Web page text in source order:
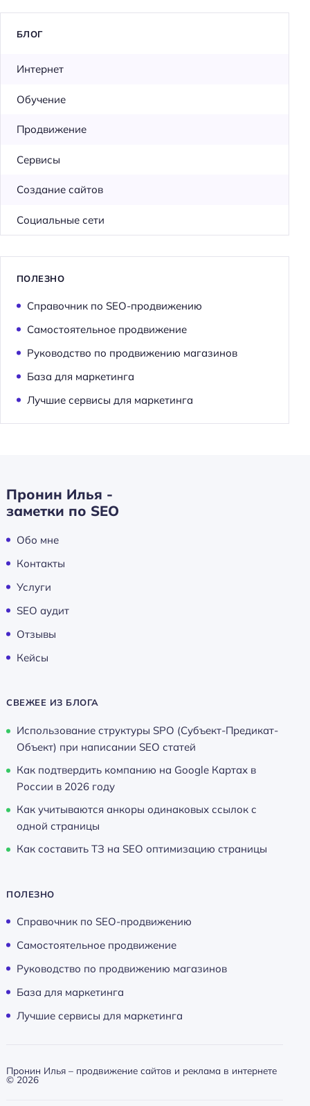
БЛОГ
Интернет
Обучение
Продвижение
Сервисы
Создание сайтов
Социальные сети
ПОЛЕЗНО
Справочник по SEO-продвижению
Самостоятельное продвижение
Руководство по продвижению магазинов
База для маркетинга
Лучшие сервисы для маркетинга
Пронин Илья -
заметки по SEO
Обо мне
Контакты
Услуги
SEO аудит
Отзывы
Кейсы
СВЕЖЕЕ ИЗ БЛОГА
Использование структуры SPO (Субъект-Предикат-
Объект) при написании SEO статей
Как подтвердить компанию на Google Картах в
России в 2026 году
Как учитываются анкоры одинаковых ссылок с
одной страницы
Как составить ТЗ на SEO оптимизацию страницы
ПОЛЕЗНО
Справочник по SEO-продвижению
Самостоятельное продвижение
Руководство по продвижению магазинов
База для маркетинга
Лучшие сервисы для маркетинга
Пронин Илья – продвижение сайтов и реклама в интернете
©2026